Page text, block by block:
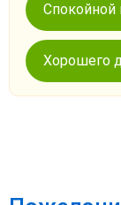
Спокойной
Хорошего